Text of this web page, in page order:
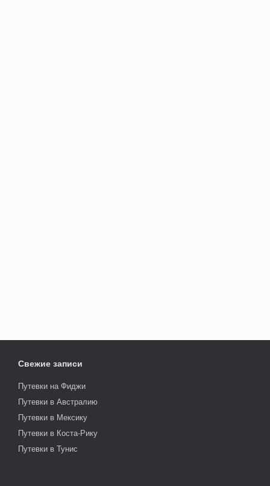
Свежие записи
Путевки на Фиджи
Путевки в Австралию
Путевки в Мексику
Путевки в Коста-Рику
Путевки в Тунис